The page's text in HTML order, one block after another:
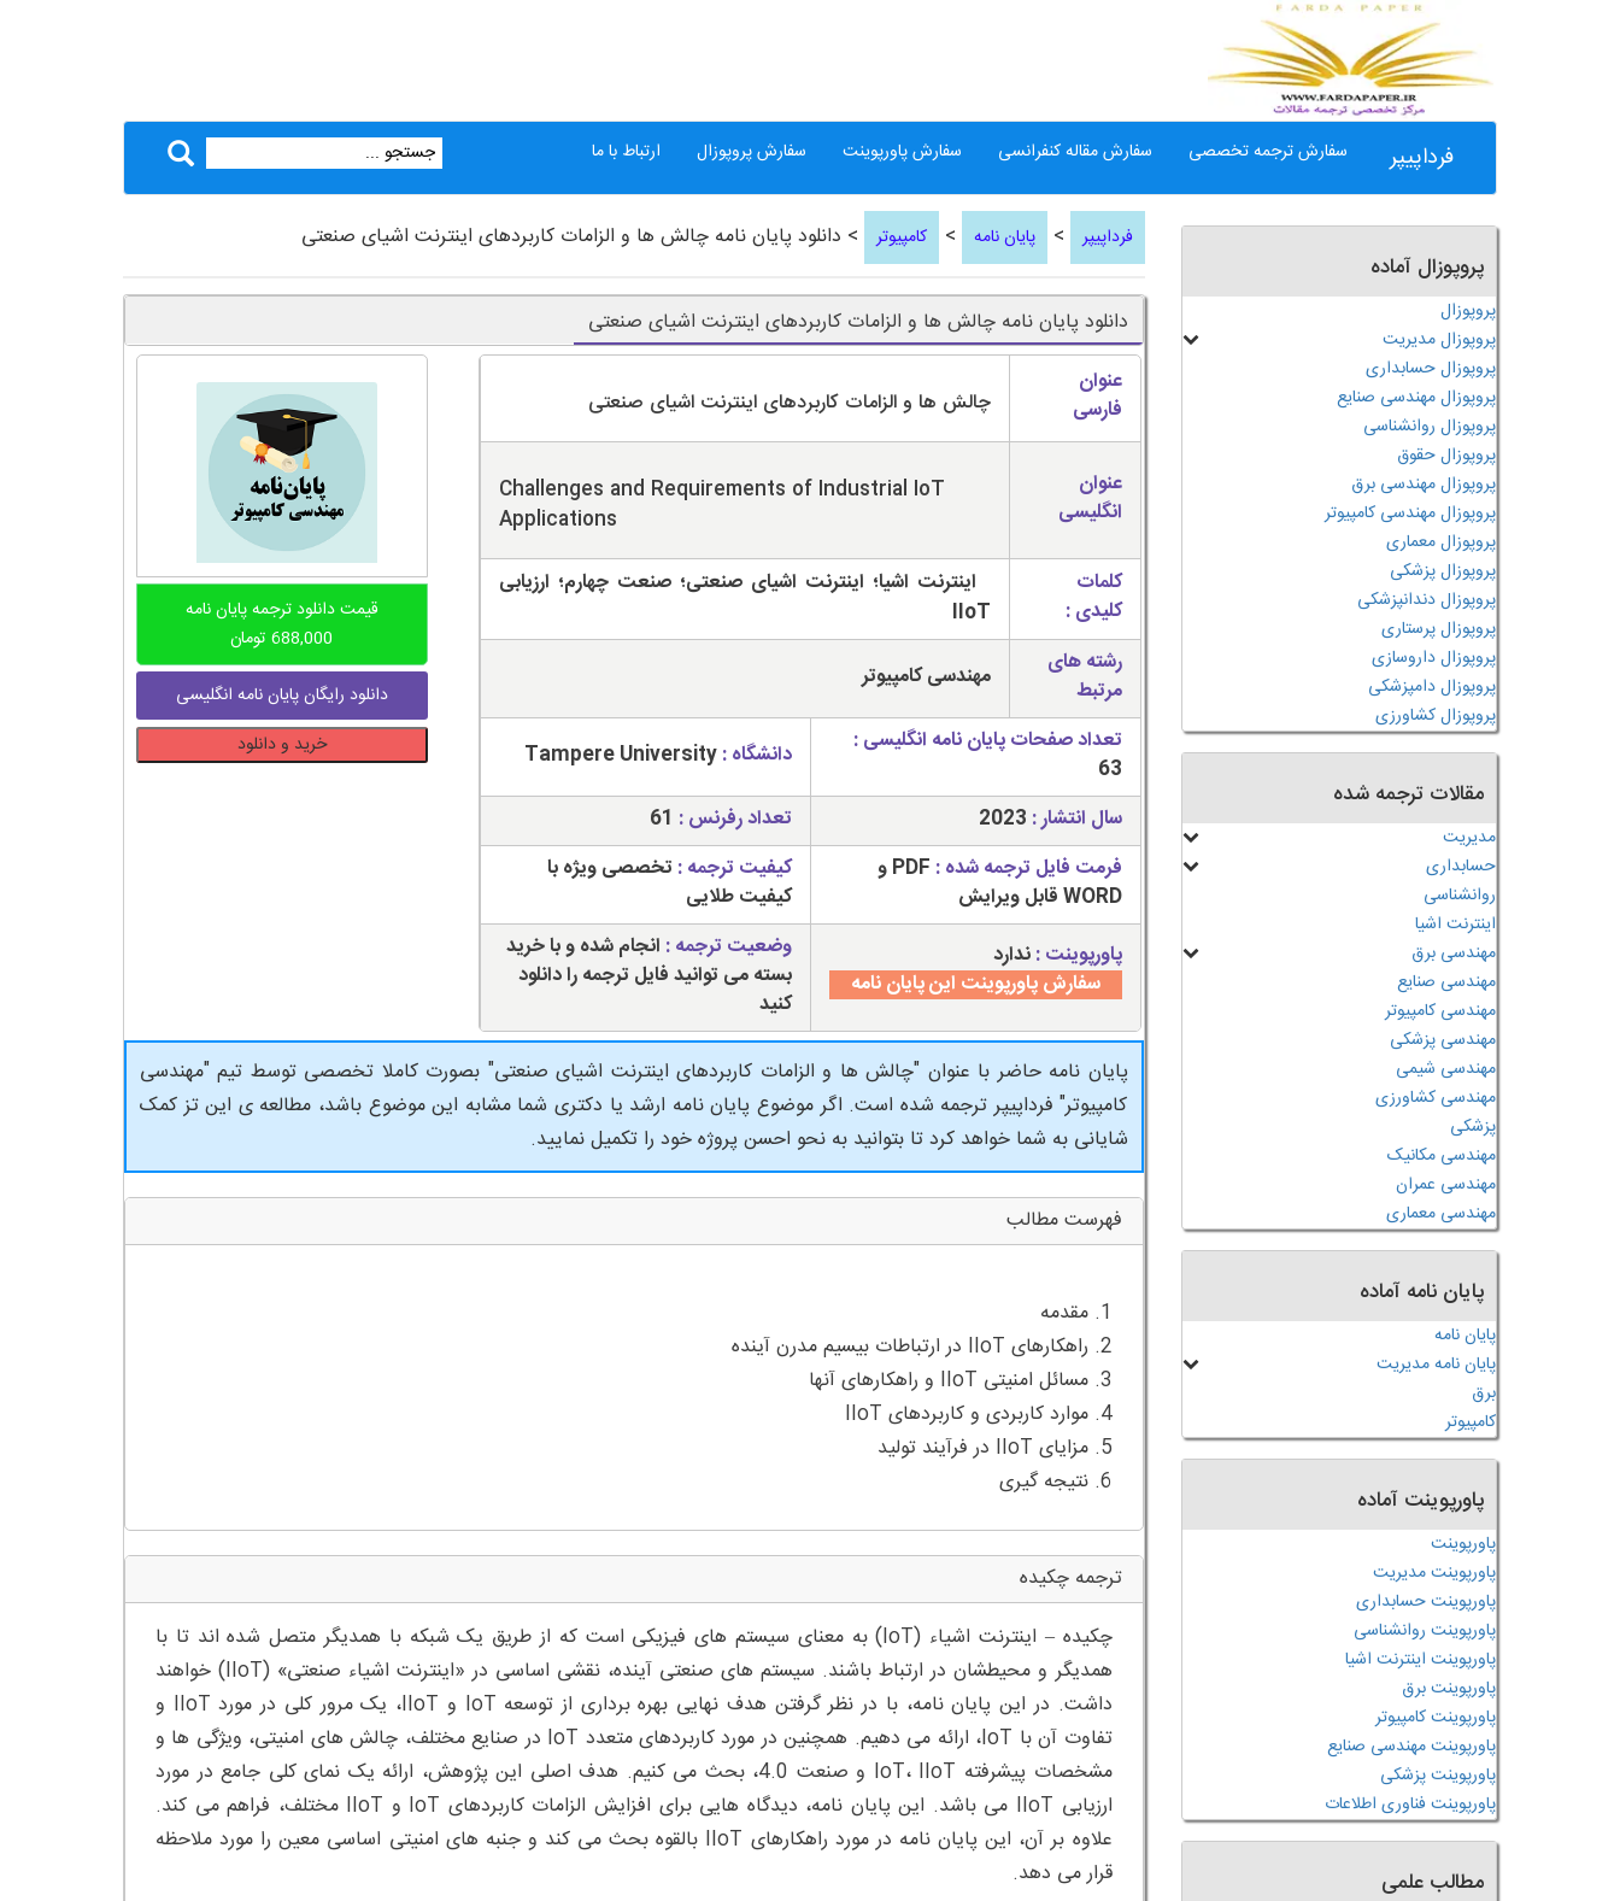
فرداپیپر سفارش ترجمه تخصصی سفارش مقاله کنفرانسی سفارش پاورپوینت سفارش پروپوزال ارتباط با ما
فرداپیپر > پایان نامه > کامپیوتر > دانلود پایان نامه چالش ها و الزامات کاربردهای اینترنت اشیای صنعتی
دانلود پایان نامه چالش ها و الزامات کاربردهای اینترنت اشیای صنعتی
عنوان
فارسی
چالش ها و الزامات کاربردهای اینترنت اشیای صنعتی
عنوان
انگلیسی
Challenges and Requirements of Industrial IoT
Applications
کلمات
کلیدی :
اینترنت اشیا؛ اینترنت اشیای صنعتی؛ صنعت چهارم؛ ارزیابی
IIoT
رشته های
مرتبط
مهندسی کامپیوتر
تعداد صفحات پایان نامه انگلیسی :
63
دانشگاه :Tampere University
سال انتشار : 2023 تعداد رفرنس :
فرمت فایل ترجمه شده :
PDF و
WORD قابل ویرایش
کیفیت ترجمه : تخصصی ویژه با
کیفیت طلایی
پاورپوینت :ندارد
سفارش پاورپوینت این پایان نامه
وضعیت ترجمه : انجام شده و با خرید
بسته می توانید فایل ترجمه را دانلود
کنید
قیمت دانلود ترجمه پایان نامه
688,000 تومان
دانلود رایگان پایان نامه انگلیسی
پایان
عدد
خرید و دانلود
پایان نامه حاضر با عنوان "چالش ها و الزامات کاربردهای اینترنت اشیای صنعتی" بصورت کاملا تخصصی توسط تیم "مهندسی
کامپیوتر" فرداپیپر ترجمه شده است. اگر موضوع پایان نامه ارشد یا دکتری شما مشابه این موضوع باشد، مطالعه ی این تز کمک
شایانی به شما خواهد کرد تا بتوانید به نحو احسن پروژه خود را تکمیل نمایید.
فهرست مطالب
6. نتیجه گیری
ترجمه چکیده
چکیده – اینترنت اشیاء (IoT) به معنای سیستم های فیزیکی است که از طریق یک شبکه با همدیگر متصل شده اند تا با
همدیگر و محیطشان در ارتباط باشند. سیستم های صنعتی آینده، نقشی اساسی در «اینترنت اشیاء صنعتی» (IIoT) خواهند
داشت. در این پایان نامه، با در نظر گرفتن هدف نهایی بهره برداری از توسعه IoT و IIoT، یک مرور کلی در مورد IIoT و
تفاوت آن با IoT، ارائه می دهیم. همچنین در مورد کاربردهای متعدد IoT در صنایع مختلف، چالش های امنیتی، ویژگی ها و
مشخصات پیشرفته IoT، IIoT و صنعت 4.0، بحث می کنیم. هدف اصلی این پژوهش، ارائه یک نمای کلی جامع در مورد
ارزیابی IIoT می باشد. این پایان نامه، دیدگاه هایی برای افزایش الزامات کاربردهای IoT و IIoT مختلف، فراهم می کند.
علاوه بر آن، این پایان نامه در مورد راهکارهای IIoT بالقوه بحث می کند و جنبه های امنیتی اساسی معین را مورد ملاحظه
قرار می دهد.
پروپوزال آماده
پروپوزال
پروپوزال مدیریت
پروپوزال حسابداری
پروپوزال مهندسی صنایع
پروپوزال روانشناسی
پروپوزال حقوق
پروپوزال مهندسی برق
پروپوزال مهندسی کامپیوتر
پروپوزال معماری
پروپوزال پزشکی
پروپوزال دندانپزشکی
پروپوزال پرستاری
پروپوزال داروسازی
پروپوزال دامپزشکی
پروپوزال کشاورزی
مقالات ترجمه شده
مدیریت
حسابداری
روانشناسی
اینترنت اشیا
مهندسی برق
مهندسی صنایع
مهندسی کامپیوتر
مهندسی پزشکی
مهندسی شیمی
مهندسی کشاورزی
پزشکی
مهندسی مکانیک
مهندسی عمران
مهندسی معماری
پایان نامه آماده
پایان نامه
پایان نامه مدیریت
برق
کامپیوتر
پاورپوینت آماده
پاورپوینت
پاورپوینت مدیریت
پاورپوینت حسابداری
پاورپوینت روانشناسی
پاورپوینت اینترنت اشیا
پاورپوینت برق
پاورپوینت کامپیوتر
پاورپوینت مهندسی صنایع
پاورپوینت پزشکی
پاورپوینت فناوری اطلاعات
مطالب علمی